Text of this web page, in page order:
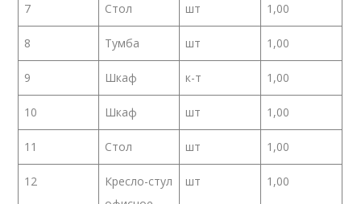
7 Стол шт 1,00
8 Тумба шт 1,00
9 Шкаф к-т 1,00
10 Шкаф шт 1,00
11 Стол шт 1,00
12
Кресло-стул
шт 1,00